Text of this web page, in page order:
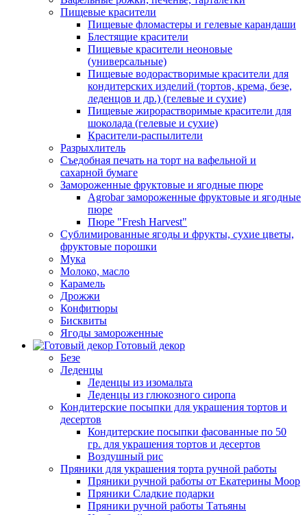
Пищевые красители
Пищевые фломастеры и гелевые карандаши
Блестящие красители
Пищевые красители неоновые
(универсальные)
Пищевые водорастворимые красители для
кондитерских изделий (тортов, крема, безе,
леденцов и др.) (гелевые и сухие)
Пищевые жирорастворимые красители для
шоколада (гелевые и сухие)
Красители-распылители
Разрыхлитель
Съедобная печать на торт на вафельной и
сахарной бумаге
Замороженные фруктовые и ягодные пюре
Agrobar замороженные фруктовые и ягодные
пюре
Пюре "Fresh Harvest"
Сублимированные ягоды и фрукты, сухие цветы,
фруктовые порошки
Мука
Молоко, масло
Карамель
Дрожжи
Конфитюры
Бисквиты
Ягоды замороженные
Готовый декор
Безе
Леденцы
Леденцы из изомальта
Леденцы из глюкозного сиропа
Кондитерские посыпки для украшения тортов и
десертов
Кондитерские посыпки фасованные по 50
гр. для украшения тортов и десертов
Воздушный рис
Пряники для украшения торта ручной работы
Пряники ручной работы от Екатерины Моор
Пряники Сладкие подарки
Пряники ручной работы Татьяны